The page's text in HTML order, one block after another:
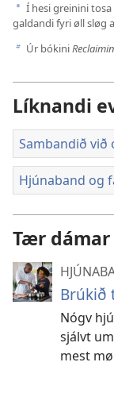
a Í hesi greinini
galdandi fyri øll sløg
b Úr bókini
Líknandi
Sambandið við
Hjúnaband og
Tær
Brúkið
Nógv
sjálvt
mest